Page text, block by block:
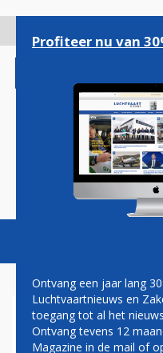
gaan
Magazine
KABINET
Profiteer nu van
Ontvang een jaar lang
Luchtvaartnieuws en
toegang tot al het
Ontvang tevens 12
Magazine in de mail of